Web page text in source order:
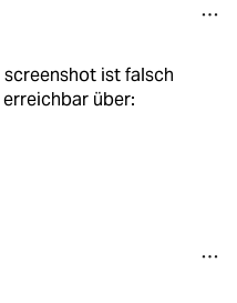
ist falsch
über: